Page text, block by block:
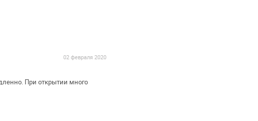
02 февраля 2020
При открытии много